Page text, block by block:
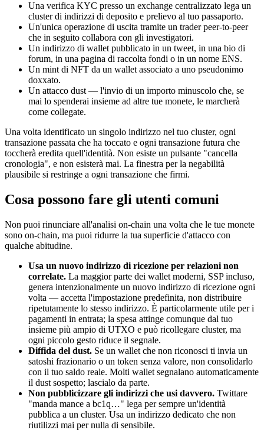
Una verifica KYC presso un exchange centralizzato lega un
cluster di indirizzi di deposito e prelievo al tuo passaporto.
Un'unica operazione di uscita tramite un trader peer-to-peer
che in seguito collabora con gli investigatori.
Un indirizzo di wallet pubblicato in un tweet, in una bio di
forum, in una pagina di raccolta fondi o in un nome ENS.
Un mint di NFT da un wallet associato a uno pseudonimo
doxxato.
Un attacco dust — l'invio di un importo minuscolo che, se
mai lo spenderai insieme ad altre tue monete, le marcherà
come collegate.
Una volta identificato un singolo indirizzo nel tuo cluster, ogni
transazione passata che ha toccato e ogni transazione futura che
toccherà eredita quell'identità. Non esiste un pulsante "cancella
cronologia", e non esisterà mai. La finestra per la negabilità
plausibile si restringe a ogni transazione che firmi.
Cosa possono fare gli utenti comuni
Non puoi rinunciare all'analisi on-chain una volta che le tue monete
sono on-chain, ma puoi ridurre la tua superficie d'attacco con
qualche abitudine.
Usa un nuovo indirizzo di ricezione per relazioni non
correlate. La maggior parte dei wallet moderni, SSP incluso,
genera intenzionalmente un nuovo indirizzo di ricezione ogni
volta — accetta l'impostazione predefinita, non distribuire
ripetutamente lo stesso indirizzo. È particolarmente utile per i
pagamenti in entrata; la spesa attinge comunque dal tuo
insieme più ampio di UTXO e può ricollegare cluster, ma
ogni piccolo gesto riduce il segnale.
Diffida del dust. Se un wallet che non riconosci ti invia un
satoshi frazionario o un token senza valore, non consolidarlo
con il tuo saldo reale. Molti wallet segnalano automaticamente
il dust sospetto; lascialo da parte.
Non pubblicizzare gli indirizzi che usi davvero. Twittare
"manda mance a bc1q…" lega per sempre un'identità
pubblica a un cluster. Usa un indirizzo dedicato che non
riutilizzi mai per nulla di sensibile.